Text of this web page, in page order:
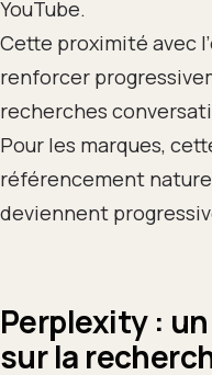
YouTube.
Cette proximité avec
renforcer
recherches
Pour les marques,
référencement
deviennent
Perplexity :
sur la